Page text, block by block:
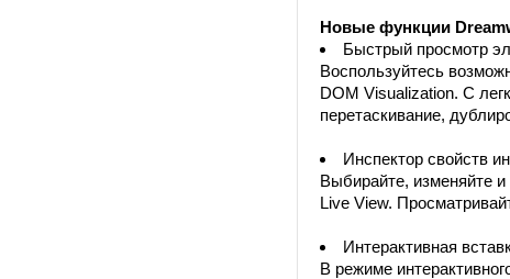
Новые функции
Быстрый просмотр
Воспользуйтесь
DOM Visualization. С
перетаскивание,
Инспектор свойств
Выбирайте, изменяйте и
Live View.
Интерактивная
В режиме